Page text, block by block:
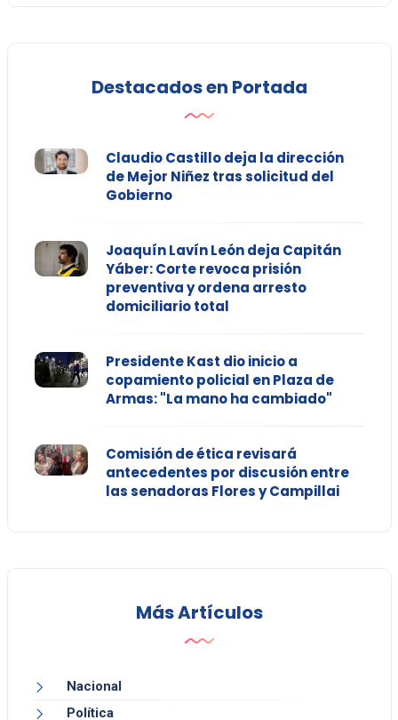
Destacados en Portada
Claudio Castillo deja la dirección
de Mejor Niñez tras solicitud del
Gobierno
Joaquín Lavín León deja Capitán
Yáber: Corte revoca prisión
preventiva y ordena arresto
domiciliario total
Presidente Kast dio inicio a
copamiento policial en Plaza de
Armas: "La mano ha cambiado"
Comisión de ética revisará
antecedentes por discusión entre
las senadoras Flores y Campillai
Más Artículos
Nacional
Política